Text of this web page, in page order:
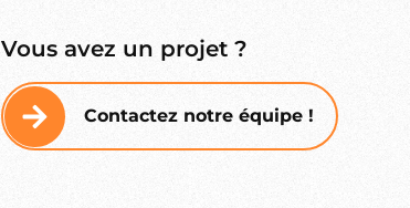
Vous avez un projet ?
Contactez notre équipe !